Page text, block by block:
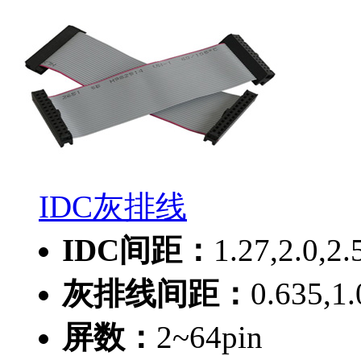
IDC灰排线
IDC间距：
灰排线间距：
屏数： 2~64pin